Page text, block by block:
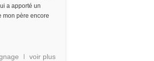
a apporté un
mon père encore
voir plus